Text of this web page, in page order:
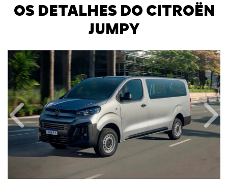
OS DETALHES DO CITROËN
JUMPY
Anterior